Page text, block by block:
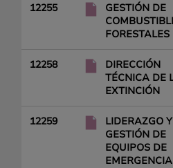
12255
GESTIÓN DE
FORESTALES
12258
DIRECCIÓN
TÉCNICA DE
EXTINCIÓN
12259
LIDERAZGO Y
GESTIÓN DE
EQUIPOS DE